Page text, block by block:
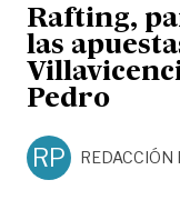
Rafting,
las
Pedro
RP REDACCIÓN